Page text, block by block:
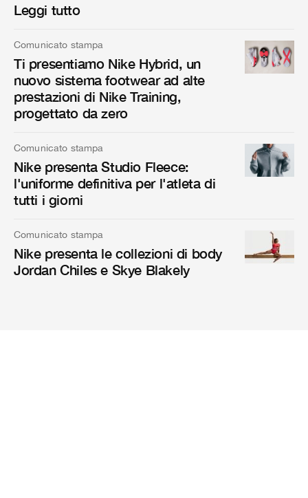
Leggi tutto
Comunicato stampa
Ti presentiamo Nike Hybrid, un
nuovo sistema footwear ad alte
prestazioni di Nike Training,
progettato da zero
Comunicato stampa
Nike presenta Studio Fleece:
l'uniforme definitiva per l'atleta di
tutti i giorni
Comunicato stampa
Nike presenta le collezioni di body
Jordan Chiles e Skye Blakely